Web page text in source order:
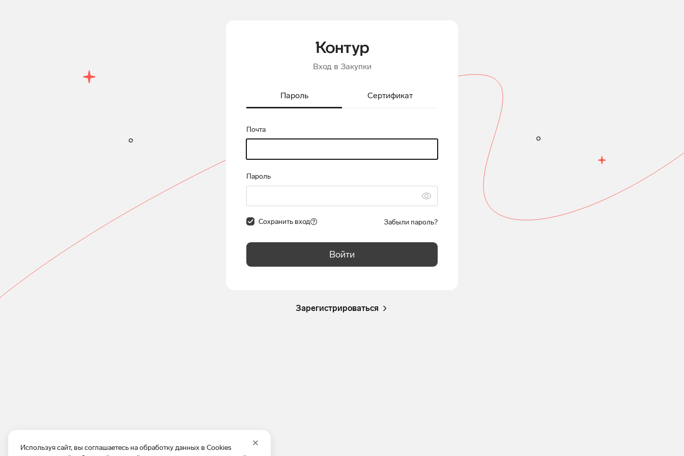
Используя сайт, вы соглашаетесь на обработку данных в Cookies
Вход в Закупки
Пароль Сертификат
Почта
Пароль
Сохранить вход Забыли пароль?
Войти
Зарегистрироваться